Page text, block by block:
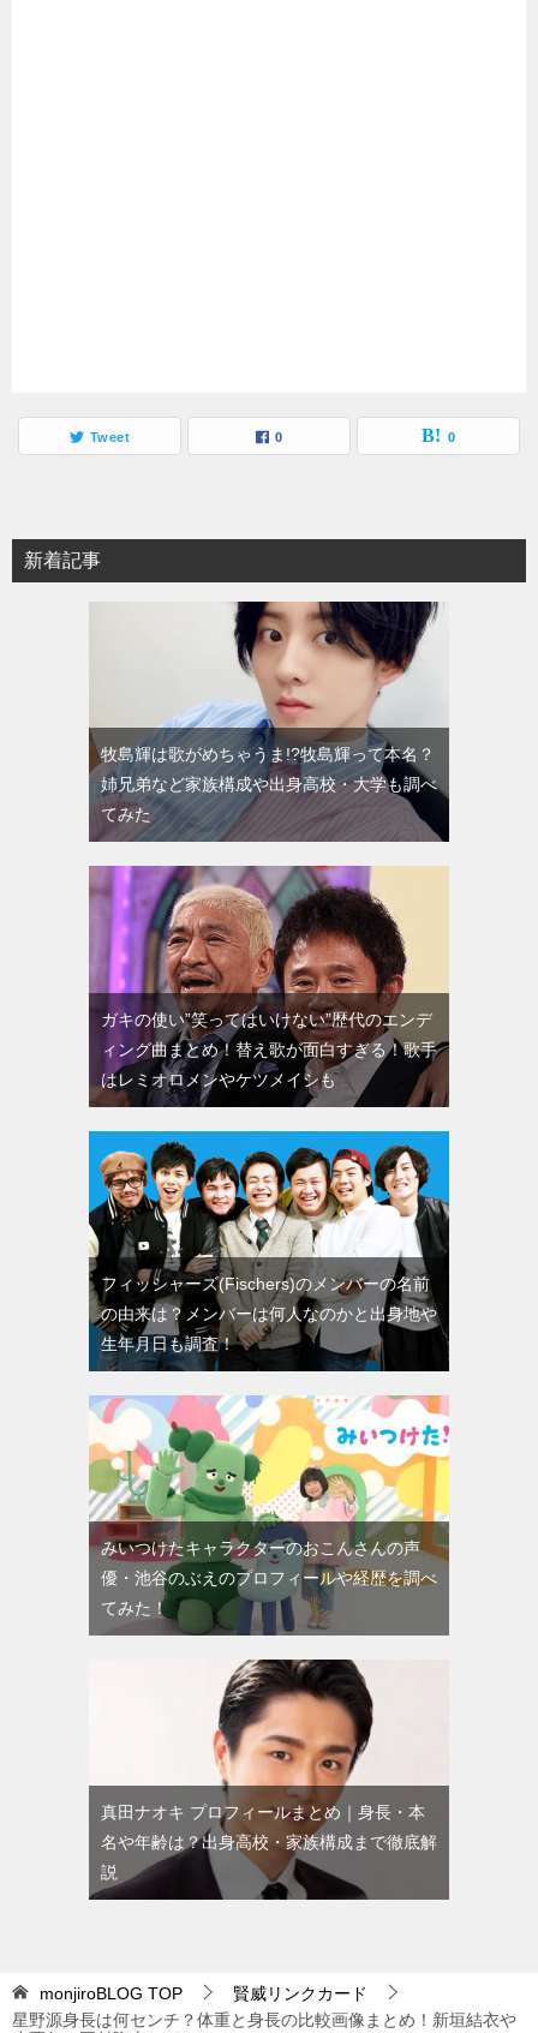
Tweet 0 0
新着記事
牧島輝は歌がめちゃうま!?牧島輝って本名？
姉兄弟など家族構成や出身高校・大学も調べ
てみた
ガキの使い”笑ってはいけない”歴代のエンデ
ィング曲まとめ！替え歌が面白すぎる！歌手
はレミオロメンやケツメイシも
フィッシャーズ(Fischers)のメンバーの名前
の由来は？メンバーは何人なのかと出身地や
生年月日も調査！
みいつけたキャラクターのおこんさんの声
優・池谷のぶえのプロフィールや経歴を調べ
てみた！
真田ナオキ プロフィールまとめ｜身長・本
名や年齢は？出身高校・家族構成まで徹底解
説
monjiroBLOG TOP
賢威リンクカード
星野源身長は何センチ？体重と身長の比較画像まとめ！新垣結衣や